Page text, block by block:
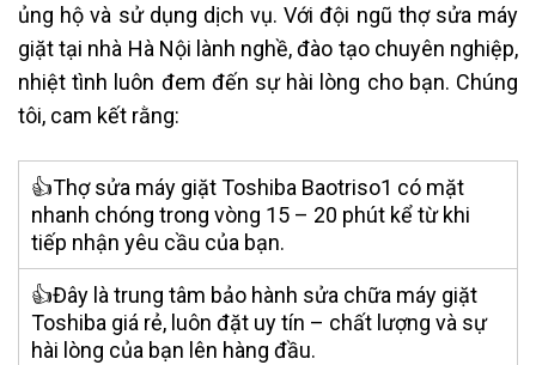
ủng hộ và sử dụng dịch vụ. Với đội ngũ thợ sửa máy
giặt tại nhà Hà Nội lành nghề, đào tạo chuyên nghiệp,
nhiệt tình luôn đem đến sự hài lòng cho bạn. Chúng
tôi, cam kết rằng:
👍Thợsửa máy giặt Toshiba Baotriso1 có mặt
nhanh chóng trong vòng 15 – 20 phút kể từ khi
tiếp nhận yêu cầu của bạn.
👍Đây là trung tâm bảo hành sửa chữa máy giặt
Toshiba giá rẻ, luôn đặt uy tín – chất lượng và sự
hài lòng của bạn lên hàng đầu.